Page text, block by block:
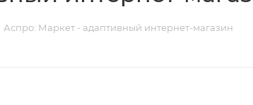
Аспро: Маркет - адаптивный интернет-магазин